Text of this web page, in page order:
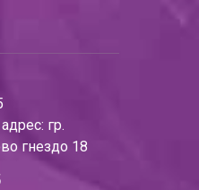
гр.
гнездо 18